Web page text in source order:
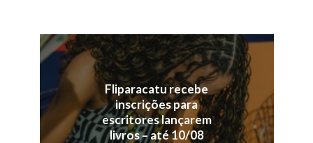
Fliparacatu recebe
inscrições para
escritores lançarem
livros – até 10/08